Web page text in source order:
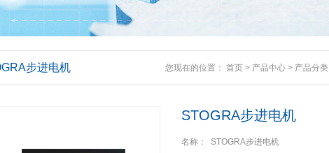
步进电机 您现在的位置： 首页 > 产品中心 > 产品分类
STOGRA步进电机
名称： STOGRA步进电机